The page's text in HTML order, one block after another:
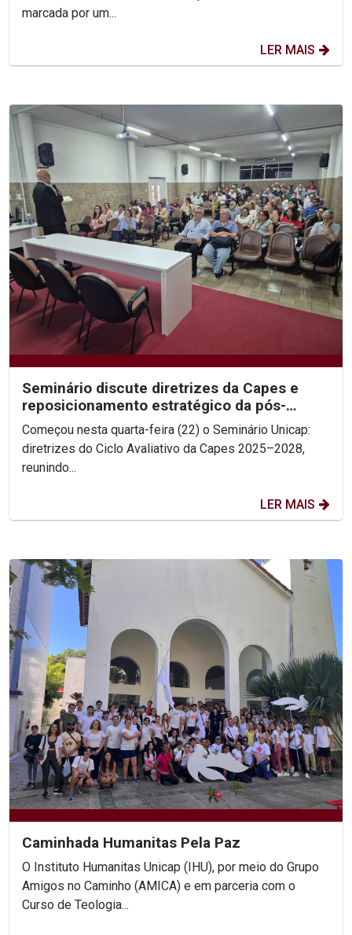
marcada por um...
LER MAIS
Seminário discute diretrizes da Capes e
reposicionamento estratégico da pós-
graduação
Começou nesta quarta-feira (22) o Seminário Unicap:
diretrizes do Ciclo Avaliativo da Capes 2025–2028,
reunindo...
LER MAIS
Caminhada Humanitas Pela Paz
O Instituto Humanitas Unicap (IHU), por meio do Grupo
Amigos no Caminho (AMICA) e em parceria com o
Curso de Teologia...